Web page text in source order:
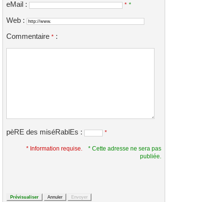
eMail : * *
Web :
Commentaire * :
pèRE des miséRablEs : *
* Information requise.
* Cette adresse ne sera pas
publiée.